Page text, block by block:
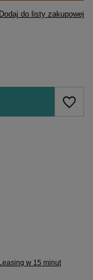
Dodaj do listy zakupowej
w 15 minut